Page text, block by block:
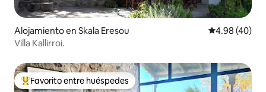
Alojamiento en Skala Eresou Calificación
4.98 (40)
Villa Kallirroi.
Favorito entre huéspedes preferido
Favorito entre huéspedes